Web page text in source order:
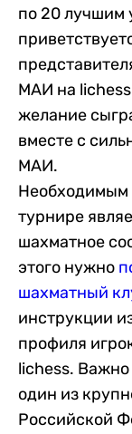
по 20 лучшим
МАИ на
желание
вместе с
МАИ.
Необходимым
турнире
шахматное
этого нужно
шахматный
инструкции
профиля
lichess. Важно
один из
Российской